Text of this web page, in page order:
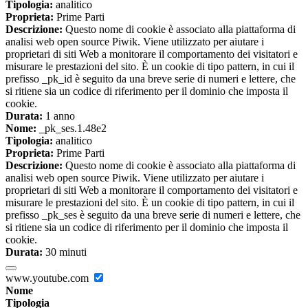
Tipologia: analitico
Proprieta: Prime Parti
Descrizione: Questo nome di cookie è associato alla piattaforma di
analisi web open source Piwik. Viene utilizzato per aiutare i
proprietari di siti Web a monitorare il comportamento dei visitatori e
misurare le prestazioni del sito. È un cookie di tipo pattern, in cui il
prefisso _pk_id è seguito da una breve serie di numeri e lettere, che
si ritiene sia un codice di riferimento per il dominio che imposta il
cookie.
Durata: 1 anno
Nome: _pk_ses.1.48e2
Tipologia: analitico
Proprieta: Prime Parti
Descrizione: Questo nome di cookie è associato alla piattaforma di
analisi web open source Piwik. Viene utilizzato per aiutare i
proprietari di siti Web a monitorare il comportamento dei visitatori e
misurare le prestazioni del sito. È un cookie di tipo pattern, in cui il
prefisso _pk_ses è seguito da una breve serie di numeri e lettere, che
si ritiene sia un codice di riferimento per il dominio che imposta il
cookie.
Durata: 30 minuti
www.youtube.com
Nome
Tipologia